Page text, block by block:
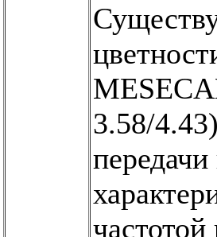
3.58/
передачи
частотой